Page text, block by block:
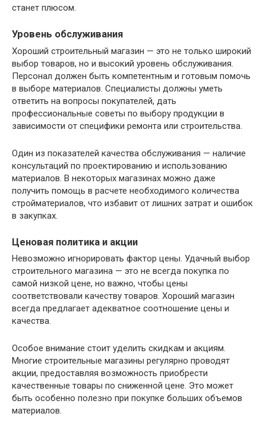
станет плюсом.
Уровень обслуживания
Хороший строительный магазин — это не только широкий
выбор товаров, но и высокий уровень обслуживания.
Персонал должен быть компетентным и готовым помочь
в выборе материалов. Специалисты должны уметь
ответить на вопросы покупателей, дать
профессиональные советы по выбору продукции в
зависимости от специфики ремонта или строительства.
Один из показателей качества обслуживания — наличие
консультаций по проектированию и использованию
материалов. В некоторых магазинах можно даже
получить помощь в расчете необходимого количества
стройматериалов, что избавит от лишних затрат и ошибок
в закупках.
Ценовая политика и акции
Невозможно игнорировать фактор цены. Удачный выбор
строительного магазина — это не всегда покупка по
самой низкой цене, но важно, чтобы цены
соответствовали качеству товаров. Хороший магазин
всегда предлагает адекватное соотношение цены и
качества.
Особое внимание стоит уделить скидкам и акциям.
Многие строительные магазины регулярно проводят
акции, предоставляя возможность приобрести
качественные товары по сниженной цене. Это может
быть особенно полезно при покупке больших объемов
материалов.